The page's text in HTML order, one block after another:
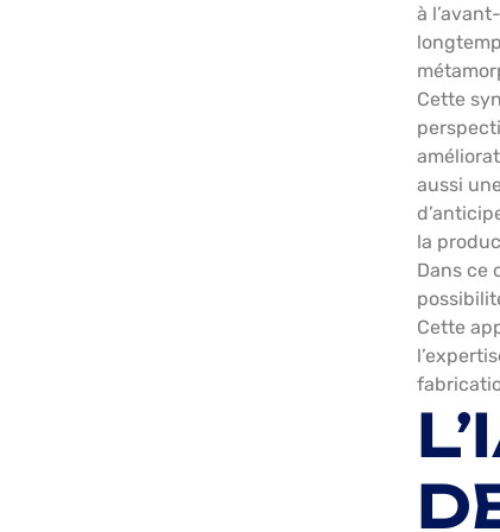
à
Cette
aussi
la
Dans ce
Cette